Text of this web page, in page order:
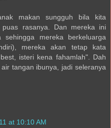
makan sungguh bila kita
puas rasanya. Dan mereka ini
mereka berkeluarga
mereka akan tetap kata
isteri kena fahamlah". Dah
tangan ibunya, jadi seleranya
at 10:10 AM